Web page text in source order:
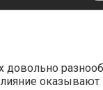
довольно
оказывают